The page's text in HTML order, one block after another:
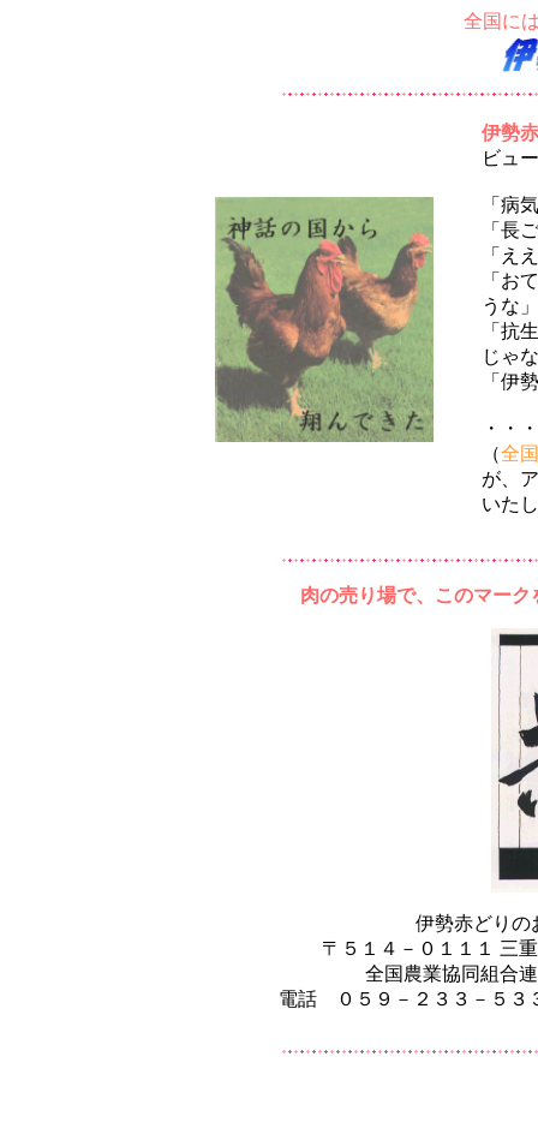
全国に
伊勢
ビュ
「病
「長
「え
「お
うな」
「抗
じゃ
「伊
・・
（全
が、
いた
肉の売り場で、このマー
伊勢赤どりの
〒５１４－０１１１ 三
全国農業協同組
電話 ０５９－２３３－５